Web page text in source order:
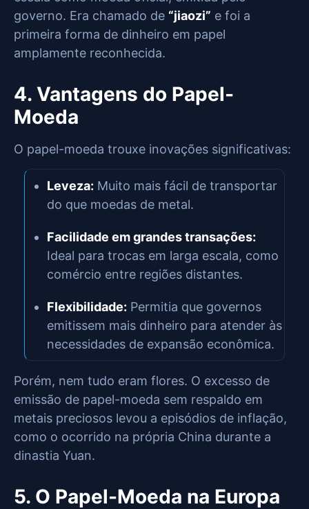
governo. Era chamado de “jiaozi” e foi a
primeira forma de dinheiro em papel
amplamente reconhecida.
4. Vantagens do Papel-
Moeda
O papel-moeda trouxe inovações significativas:
Leveza: Muito mais fácil de transportar
do que moedas de metal.
Facilidade em grandes transações:
Ideal para trocas em larga escala, como
comércio entre regiões distantes.
Flexibilidade: Permitia que governos
emitissem mais dinheiro para atender às
necessidades de expansão econômica.
Porém, nem tudo eram flores. O excesso de
emissão de papel-moeda sem respaldo em
metais preciosos levou a episódios de inflação,
como o ocorrido na própria China durante a
dinastia Yuan.
5. O Papel-Moeda na Europa